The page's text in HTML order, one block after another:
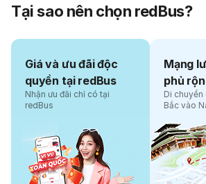
Tại sao nên chọn redBus?
Giá và ưu đãi độc
quyền tại redBus
Nhận ưu đãi chỉ có tại
redBus
Mạng
phủ
Di chuyển
Bắc vào